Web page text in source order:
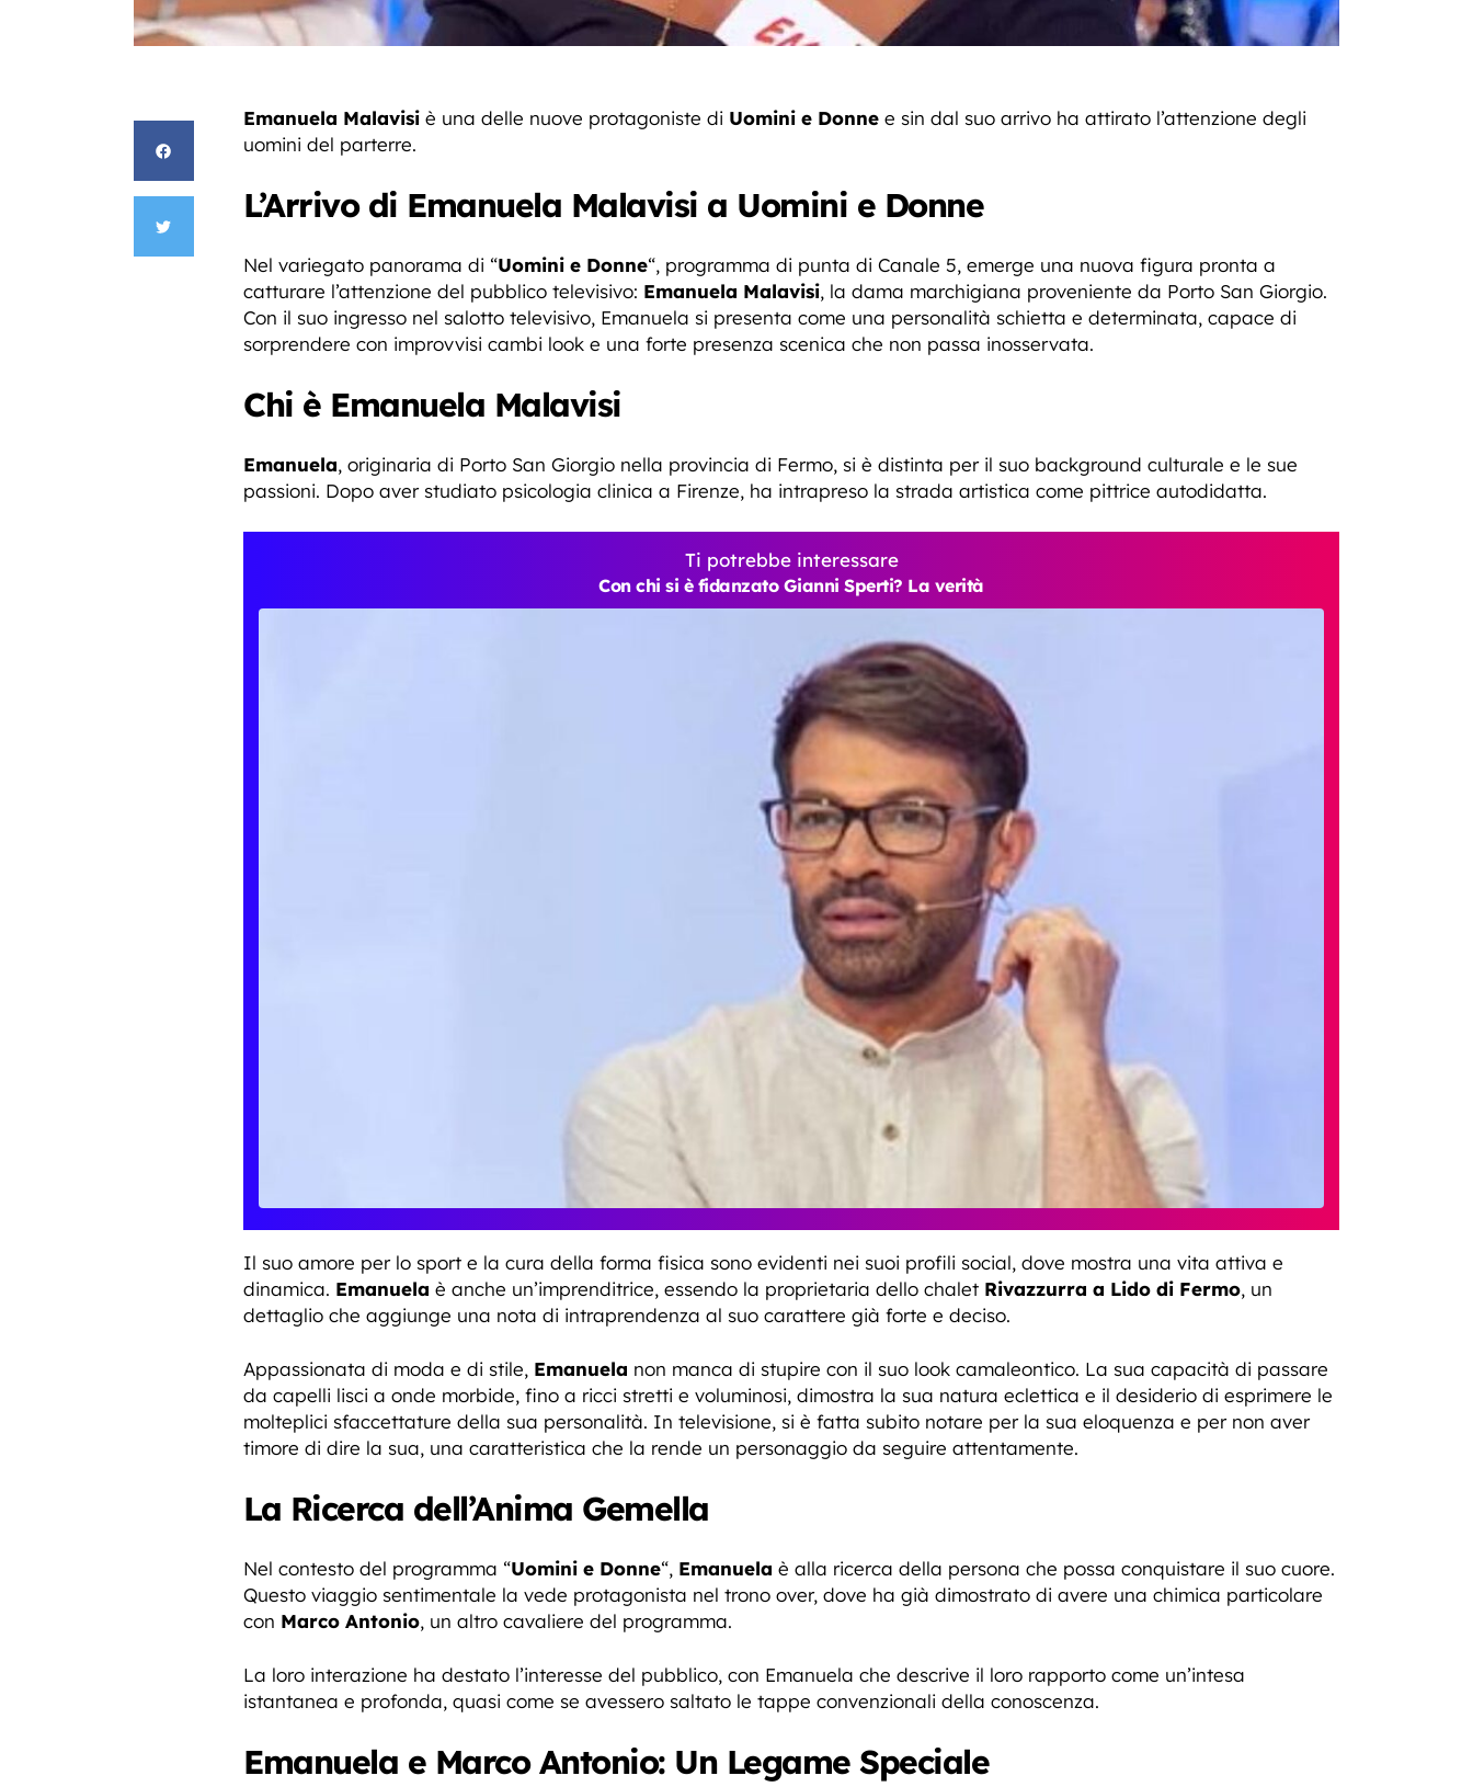
Emanuela Malavisi è una delle nuove protagoniste di Uomini e Donne e sin dal suo arrivo ha attirato l’attenzione degli
uomini del parterre.
L’Arrivo di Emanuela Malavisi a Uomini e Donne
Nel variegato panorama di “Uomini e Donne“, programma di punta di Canale 5, emerge una nuova figura pronta a
catturare l’attenzione del pubblico televisivo: Emanuela Malavisi, la dama marchigiana proveniente da Porto San Giorgio.
Con il suo ingresso nel salotto televisivo, Emanuela si presenta come una personalità schietta e determinata, capace di
sorprendere con improvvisi cambi look e una forte presenza scenica che non passa inosservata.
Chi è Emanuela Malavisi
Emanuela, originaria di Porto San Giorgio nella provincia di Fermo, si è distinta per il suo background culturale e le sue
passioni. Dopo aver studiato psicologia clinica a Firenze, ha intrapreso la strada artistica come pittrice autodidatta.
Ti potrebbe interessare
Con chi si è fidanzato Gianni Sperti? La verità
Il suo amore per lo sport e la cura della forma fisica sono evidenti nei suoi profili social, dove mostra una vita attiva e
dinamica. Emanuela è anche un’imprenditrice, essendo la proprietaria dello chalet Rivazzurra a Lido di Fermo, un
dettaglio che aggiunge una nota di intraprendenza al suo carattere già forte e deciso.
Appassionata di moda e di stile, Emanuela non manca di stupire con il suo look camaleontico. La sua capacità di passare
da capelli lisci a onde morbide, fino a ricci stretti e voluminosi, dimostra la sua natura eclettica e il desiderio di esprimere le
molteplici sfaccettature della sua personalità. In televisione, si è fatta subito notare per la sua eloquenza e per non aver
timore di dire la sua, una caratteristica che la rende un personaggio da seguire attentamente.
La Ricerca dell’Anima Gemella
Nel contesto del programma “Uomini e Donne“, Emanuela è alla ricerca della persona che possa conquistare il suo cuore.
Questo viaggio sentimentale la vede protagonista nel trono over, dove ha già dimostrato di avere una chimica particolare
con Marco Antonio, un altro cavaliere del programma.
La loro interazione ha destato l’interesse del pubblico, con Emanuela che descrive il loro rapporto come un’intesa
istantanea e profonda, quasi come se avessero saltato le tappe convenzionali della conoscenza.
Emanuela e Marco Antonio: Un Legame Speciale